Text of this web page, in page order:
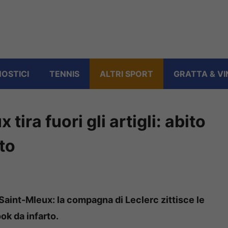
TENNIS ALTRI SPORT GRATTA &
tira fuori gli artigli: abito
Mleux: la compagna di Leclerc zittisce le
da infarto.